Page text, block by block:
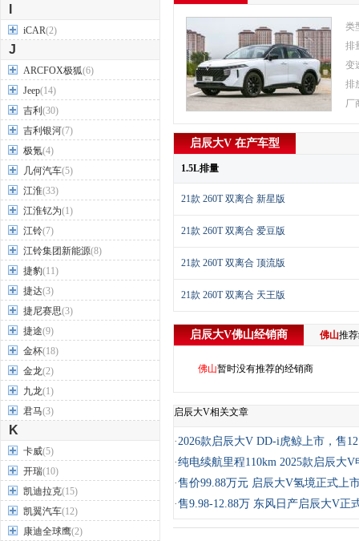
iCAR(2)
J
ARCFOX极狐(6)
Jeep(14)
吉利 (30)
吉利银河(7)
极氪(4)
几何汽车(5)
江淮(33)
江淮钇为(1)
江铃(7)
江铃集团新能源(8)
捷豹(11)
捷达(3)
捷尼赛思(3)
捷途(9)
金杯(18)
金龙(2)
九龙(1)
君马(3)
K
卡威(5)
开瑞(10)
凯迪拉克(15)
凯翼汽车(12)
康迪全球鹰(2)
类
排
变
排
厂
启辰大V 在产车型
1.5L排量
21款 260T 双离合 新星版
21款 260T 双离合 爱豆版
21款 260T 双离合 顶流版
21款 260T 双离合 天王版
启辰大V佛山经销商 佛山推
佛山暂时没有推荐的经销商
启辰大V相关文章
·2026款启辰大V DD-i虎鲸上市，售
·纯电续航里程110km 2025款启辰大V
·售价99.88万元 启辰大V氢境正式上
·售9.98-12.88万 东风日产启辰大V正